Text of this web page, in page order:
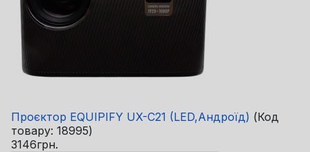
Проєктор EQUIPIFY UX-C21 (LED,Андроїд) (Код
товару: 18995)
3146грн.